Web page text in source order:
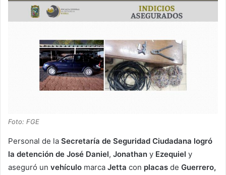
Foto: FGE
Personal de la Secretaría de Seguridad Ciudadana logró
la detención de José Daniel, Jonathan y Ezequiel y
aseguró un vehículo marca Jetta con placas de Guerrero,